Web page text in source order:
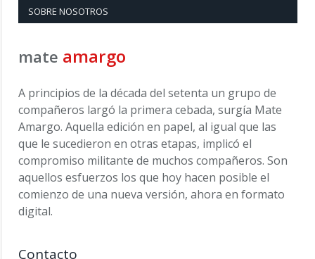
SOBRE NOSOTROS
mate amargo
A principios de la década del setenta un grupo de
compañeros largó la primera cebada, surgía Mate
Amargo. Aquella edición en papel, al igual que las
que le sucedieron en otras etapas, implicó el
compromiso militante de muchos compañeros. Son
aquellos esfuerzos los que hoy hacen posible el
comienzo de una nueva versión, ahora en formato
digital.
Contacto